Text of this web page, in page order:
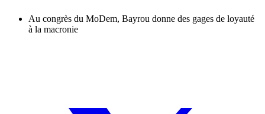
Au congrès du MoDem, Bayrou donne des gages de loyauté
à la macronie